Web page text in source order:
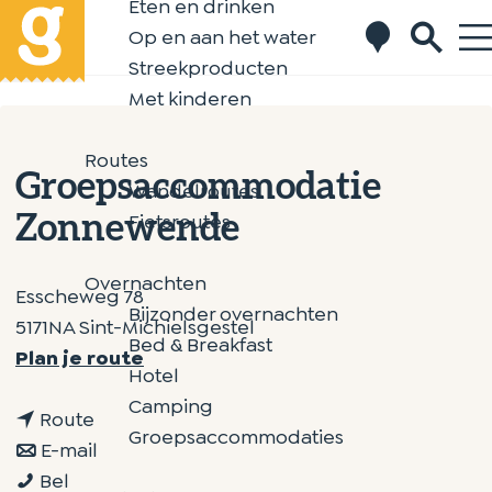
Eten en drinken
Op en aan het water
Streekproducten
Met kinderen
Routes
Wandelroutes
Fietsroutes
Overnachten
Bijzonder overnachten
Bed & Breakfast
Hotel
Camping
Groepsaccommodaties
K Z
Groepsaccommodatie
Zonnewende
Esscheweg 78
5171NA Sint-Michielsgestel
Plan je routen
a
a
r
Route
a
E-mail
Bel